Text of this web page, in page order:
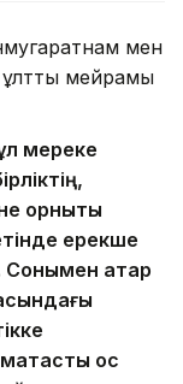
мен
мейрамы
мереке
орнықты
ерекше
Сонымен қатар
қос